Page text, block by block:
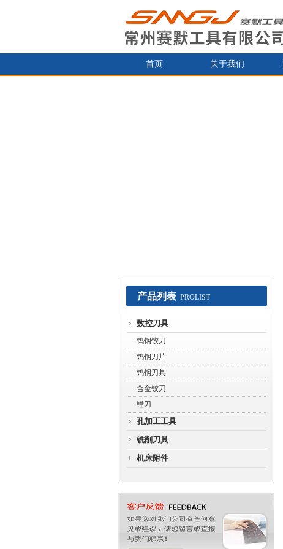
常州赛默工具有限公司
首页 关于我们
产品列表 PROLIST
数控刀具
钨钢铰刀
钨钢刀片
钨钢刀具
合金铰刀
镗刀
孔加工工具
铣削刀具
机床附件